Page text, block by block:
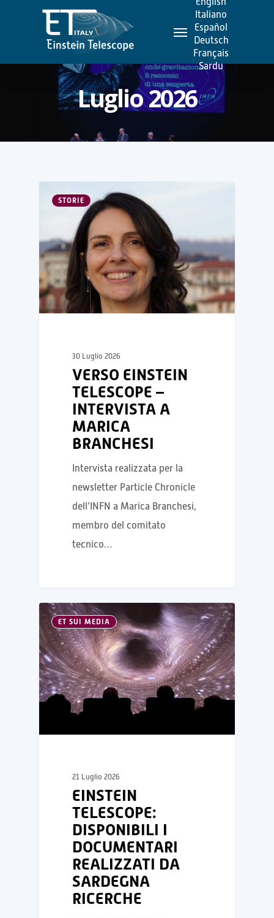
content
Menu
Italiano
Español
Deutsch
Français
Sardu
Luglio 2026
STORIE
30 Luglio 2026
VERSO EINSTEIN
TELESCOPE –
INTERVISTA A
MARICA
BRANCHESI
Intervista realizzata per la
newsletter Particle Chronicle
dell’INFN a Marica Branchesi,
membro del comitato
tecnico…
ET SUI MEDIA
21 Luglio 2026
EINSTEIN
TELESCOPE:
DISPONIBILI I
DOCUMENTARI
REALIZZATI DA
SARDEGNA
RICERCHE